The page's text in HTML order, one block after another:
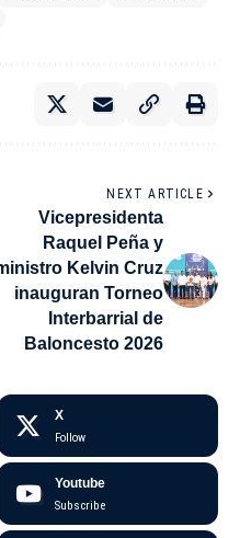
NEXT ARTICLE
Vicepresidenta
Raquel Peña y
Kelvin Cruz
inauguran Torneo
Interbarrial de
Baloncesto 2026
X
Follow
Youtube
Subscribe